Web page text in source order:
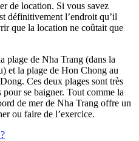
de location. Si vous savez
définitivement l’endroit qu’il
que la location ne coûtait que
plage de Nha Trang (dans la
et la plage de Hon Chong au
Ces deux plages sont très
se baigner. Tout comme la
de mer de Nha Trang offre un
ou faire de l’exercice.